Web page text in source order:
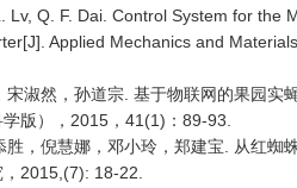
Lv, Q. F. Dai. Control System for the
Applied Mechanics and
宋淑然，孙道宗. 基于物联网的果园实
版），2015，41(1)：89-93.
胜，倪慧娜，邓小玲，郑建宝. 从红蜘
2015,(7): 18-22.